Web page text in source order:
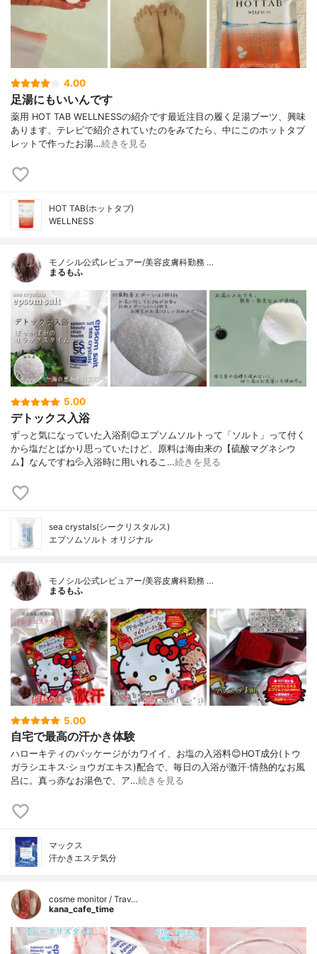
4.00
足湯にもいいんです
薬用 HOT TAB WELLNESSの紹介です最近注目の履く足湯ブーツ、興味
あります、テレビで紹介されていたのをみてたら、中にこのホットタブ
レットで作ったお湯…続きを見る
HOT TAB(ホットタブ)
WELLNESS
モノシル公式レビュアー/美容皮膚科勤務 …
まるもふ
5.00
デトックス入浴
ずっと気になっていた入浴剤😊エプソムソルトって「ソルト」って付く
から塩だとばかり思っていたけど、原料は海由来の【硫酸マグネシウ
ム】なんですね💦入浴時に用いれるこ…続きを見る
sea crystals(シークリスタルス)
エプソムソルト オリジナル
モノシル公式レビュアー/美容皮膚科勤務 …
まるもふ
5.00
自宅で最高の汗かき体験
ハローキティのパッケージがカワイイ、お塩の入浴料😊HOT成分(トウ
ガラシエキス·ショウガエキス)配合で、毎日の入浴が激汗·情熱的なお風
呂に。真っ赤なお湯色で、ア…続きを見る
マックス
汗かきエステ気分
cosme monitor / Trav…
kana_cafe_time